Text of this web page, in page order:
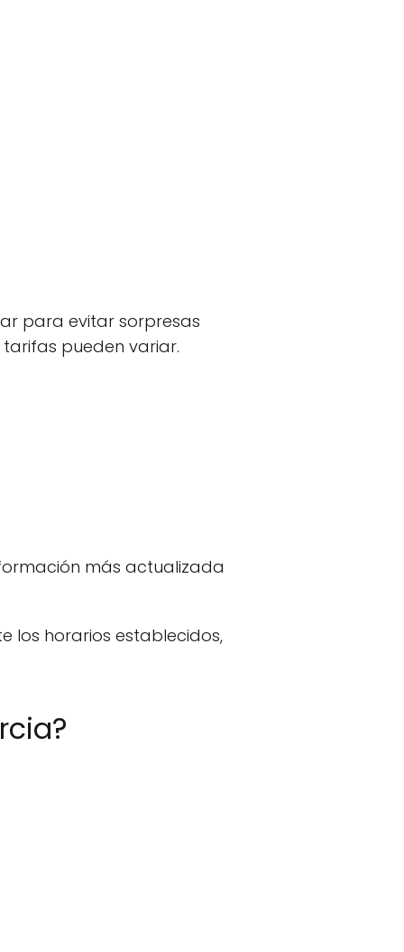
para evitar sorpresas
pueden variar.
más actualizada
los horarios establecidos,